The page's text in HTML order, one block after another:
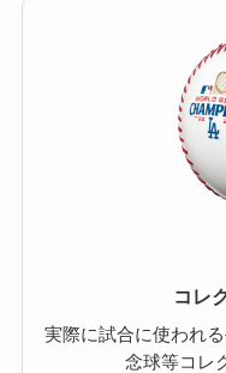
コレ
実際に試合に使われ
念球等コレ